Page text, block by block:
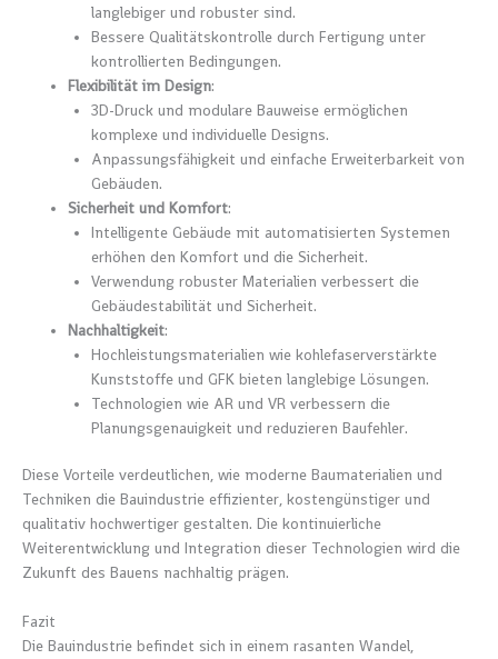
langlebiger und robuster sind.
Bessere Qualitätskontrolle durch Fertigung unter
kontrollierten Bedingungen.
Flexibilität im Design:
3D-Druck und modulare Bauweise ermöglichen
komplexe und individuelle Designs.
Anpassungsfähigkeit und einfache Erweiterbarkeit von
Gebäuden.
Sicherheit und Komfort:
Intelligente Gebäude mit automatisierten Systemen
erhöhen den Komfort und die Sicherheit.
Verwendung robuster Materialien verbessert die
Gebäudestabilität und Sicherheit.
Nachhaltigkeit:
Hochleistungsmaterialien wie kohlefaserverstärkte
Kunststoffe und GFK bieten langlebige Lösungen.
Technologien wie AR und VR verbessern die
Planungsgenauigkeit und reduzieren Baufehler.
Diese Vorteile verdeutlichen, wie moderne Baumaterialien und
Techniken die Bauindustrie effizienter, kostengünstiger und
qualitativ hochwertiger gestalten. Die kontinuierliche
Weiterentwicklung und Integration dieser Technologien wird die
Zukunft des Bauens nachhaltig prägen.
Fazit
Die Bauindustrie befindet sich in einem rasanten Wandel,